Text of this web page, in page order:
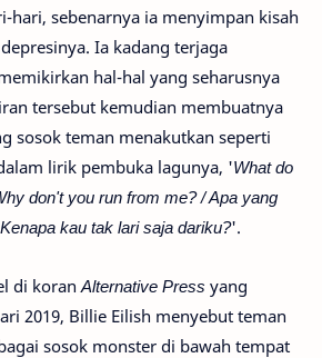
hari, sebenarnya ia menyimpan kisah
Ia kadang terjaga
hal-hal yang seharusnya
tersebut kemudian membuatnya
sosok teman menakutkan seperti
lirik pembuka lagunya, 'What do
don't you run from me? / Apa yang
kau tak lari saja dariku?'.
di koran Alternative Press yang
2019, Billie Eilish menyebut teman
sosok monster di bawah tempat